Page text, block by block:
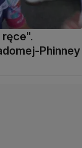
ręce".
Phinney